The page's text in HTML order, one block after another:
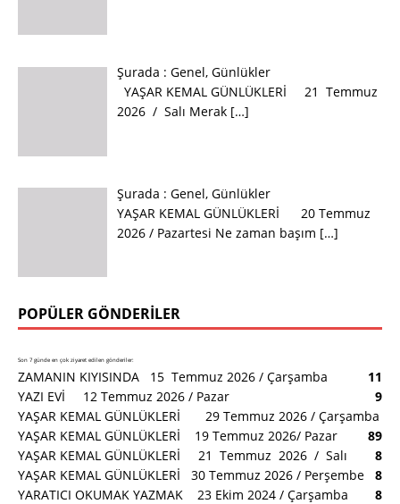
Şurada : Genel, Günlükler
YAŞAR KEMAL GÜNLÜKLERİ 21 Temmuz
2026 / Salı Merak […]
Şurada : Genel, Günlükler
YAŞAR KEMAL GÜNLÜKLERİ 20 Temmuz
2026 / Pazartesi Ne zaman başım […]
POPÜLER GÖNDERILER
Son 7 günde en çok ziyaret edilen gönderiler:
ZAMANIN KIYISINDA 15 Temmuz 2026 / Çarşamba
11
YAZI EVİ 12 Temmuz 2026 / Pazar
9
YAŞAR KEMAL GÜNLÜKLERİ 29 Temmuz 2026 / Çarşamba
9
YAŞAR KEMAL GÜNLÜKLERİ 19 Temmuz 2026/ Pazar
8
YAŞAR KEMAL GÜNLÜKLERİ 21 Temmuz 2026 / Salı
8
YAŞAR KEMAL GÜNLÜKLERİ 30 Temmuz 2026 / Perşembe
8
YARATICI OKUMAK YAZMAK 23 Ekim 2024 / Çarşamba
8